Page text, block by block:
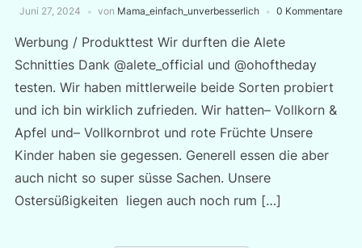
Juni 27, 2024 von Mama_einfach_unverbesserlich 0 Kommentare
Werbung / Produkttest Wir durften die Alete
Schnitties Dank @alete_official und @ohoftheday
testen. Wir haben mittlerweile beide Sorten probiert
und ich bin wirklich zufrieden. Wir hatten– Vollkorn &
Apfel und– Vollkornbrot und rote Früchte Unsere
Kinder haben sie gegessen. Generell essen die aber
auch nicht so super süsse Sachen. Unsere
Ostersüßigkeiten liegen auch noch rum […]